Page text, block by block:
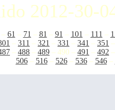
2012-30-
– 61 – 71 – 81 – 91 – 101 – 111 –
– 311 – 321 – 331 – 341 – 351
– 488 – 489 – 490 – 491 – 492
506– 516– 526– 536– 546–